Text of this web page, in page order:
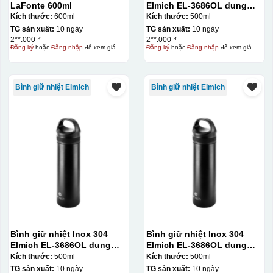
LaFonte 600ml
Kích thước: 600ml
TG sản xuất: 10 ngày
2**.000 ₫
Đăng kýhoặc Đăng nhậpđể xem giá
Elmich EL-3686OL dung
tích 500ml
Kích thước: 500ml
TG sản xuất: 10 ngày
2**.000 ₫
Đăng kýhoặc Đăng nhậpđể xem giá
Bình giữ nhiệt Elmich
Bình giữ nhiệt Inox 304
Elmich EL-3686OL dung
tích 500ml
Kích thước: 500ml
TG sản xuất: 10 ngày
Bình giữ nhiệt Elmich
Bình giữ nhiệt Inox 304
Elmich EL-3686OL dung
tích 500ml
Kích thước: 500ml
TG sản xuất: 10 ngày